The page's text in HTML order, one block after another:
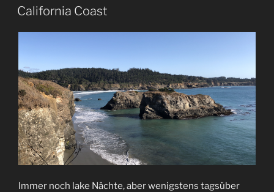
AM
California Coast
Immer noch lake Nächte, aber wenigstens tagsüber